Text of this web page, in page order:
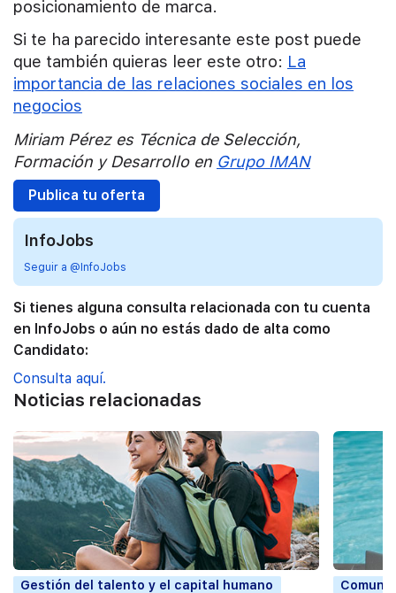
posicionamiento de marca.
Si te ha parecido interesante este post puede
que también quieras leer este otro: La
importancia de las relaciones sociales en los
negocios
Miriam Pérez es Técnica de Selección,
Formación y Desarrollo en Grupo IMAN
Publica tu oferta
InfoJobs
Seguir a @InfoJobs
Si tienes alguna consulta relacionada con tu cuenta
en InfoJobs o aún no estás dado de alta como
Candidato:
Consulta aquí.
Noticias relacionadas
Gestión del talento y el capital humano